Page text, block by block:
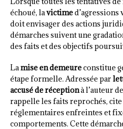
échoué, lavictime
doit envisager des actions
démarches suivent une
des faits et des objectifs
Lamise en demeureconstitue
étape formelle. Adressée par
accusé de réceptionà l’auteur
rappelle les faits reprochés,
réglementaires enfreintes et
comportements. Cette